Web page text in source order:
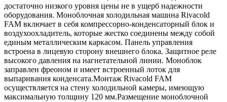
достаточно низкого уровня цены не в ущерб надежности
оборудования. Моноблочная холодильная машина Rivacold
FAM включает в себя компрессорно-конденсаторный блок и
воздухоохладитель, которые жестко соединены между собой
единым металлическим каркасом. Панель управления
встроена в лицевую сторону внешнего блока. Защитное реле
высокого давления на нагнетательной линии. Моноблок
заправлен фреоном и имеет встроенный лоток для
выпаривания конденсата.Монтаж Rivacold FAM
осуществляется на стену холодильной камеры, имеющую
максимальную толщину 120 мм.Размещение моноблочной